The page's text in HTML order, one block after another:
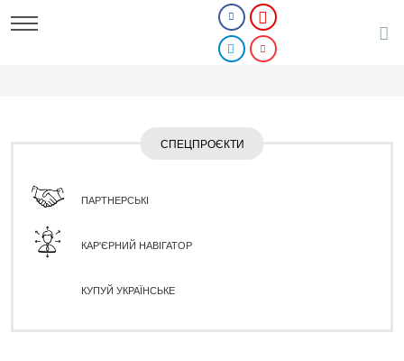
СПЕЦПРОЄКТИ
ПАРТНЕРСЬКІ
КАР'ЄРНИЙ НАВІГАТОР
КУПУЙ УКРАЇНСЬКЕ